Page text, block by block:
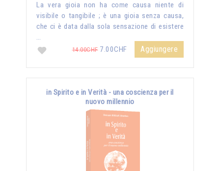
La vera gioia non ha come causa niente di
visibile o tangibile ; è una gioia senza causa,
che ci è data dalla sola sensazione di esistere
…
14.00CHF7.00CHF Aggiungere
in Spirito e in Verità - una coscienza per il
nuovo millennio